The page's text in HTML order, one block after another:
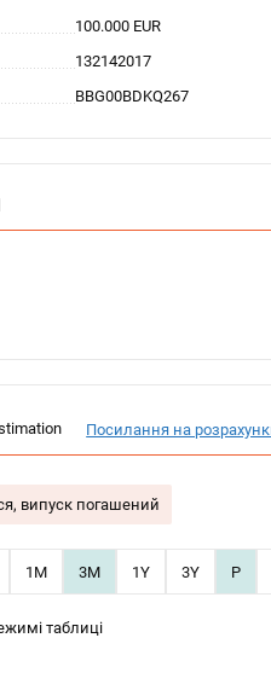
100.000 EUR
132142017
BBG00BDKQ267
Посилання на
випуск погашений
1М 3М 1Y 3Y P
таблиці